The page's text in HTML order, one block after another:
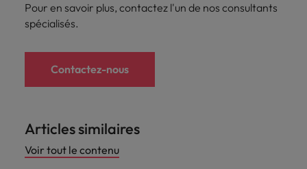
Pour en savoir plus, contactez l'un de nos consultants
spécialisés.
Contactez-nous
Articles similaires
Voir tout le contenu